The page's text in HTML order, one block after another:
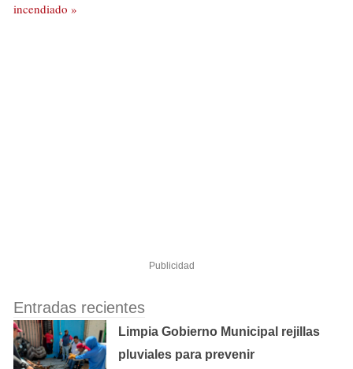
incendiado »
Publicidad
Entradas recientes
Limpia Gobierno Municipal rejillas
pluviales para prevenir